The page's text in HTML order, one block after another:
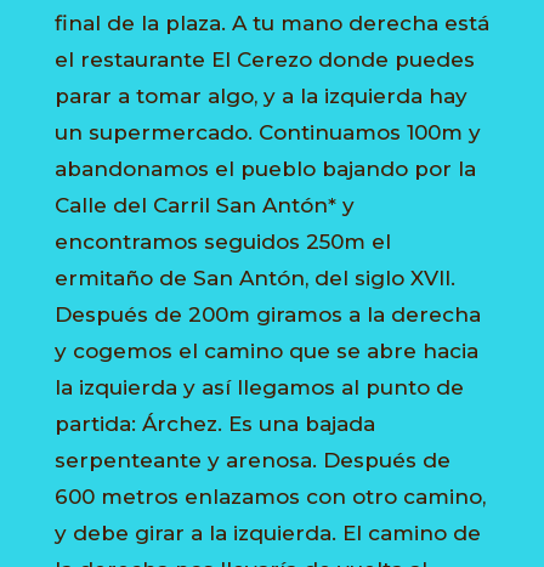
final de la plaza. A tu mano derecha está
el restaurante El Cerezo donde puedes
parar a tomar algo, y a la izquierda hay
un supermercado. Continuamos 100m y
abandonamos el pueblo bajando por la
Calle del Carril San Antón* y
encontramos seguidos 250m el
ermitaño de San Antón, del siglo XVII.
Después de 200m giramos a la derecha
y cogemos el camino que se abre hacia
la izquierda y así llegamos al punto de
partida: Árchez. Es una bajada
serpenteante y arenosa. Después de
600 metros enlazamos con otro camino,
y debe girar a la izquierda. El camino de